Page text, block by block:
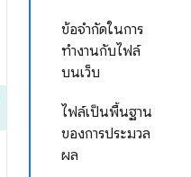
ข้อจำกัดในการ
ทำงานกับไฟล์
บนเว็บ
ไฟล์เป็นพื้นฐาน
ของการประมวล
ผล